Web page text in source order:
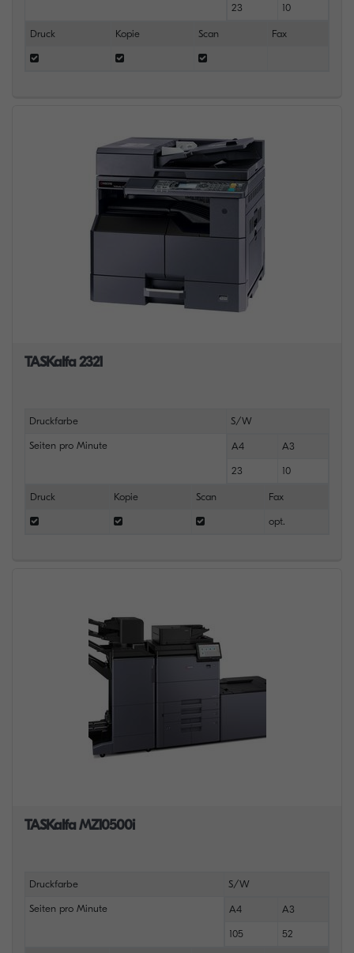
23 10
Druck Kopie Scan Fax
TASKalfa 2321
Druckfarbe S/W
Seiten pro Minute A4 A3
23 10
Druck Kopie Scan Fax
opt.
TASKalfa MZ10500i
Druckfarbe S/W
Seiten pro Minute A4 A3
105 52